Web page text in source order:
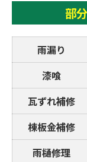
部
雨漏り
漆喰
瓦ずれ補修
棟板金補修
雨樋修理